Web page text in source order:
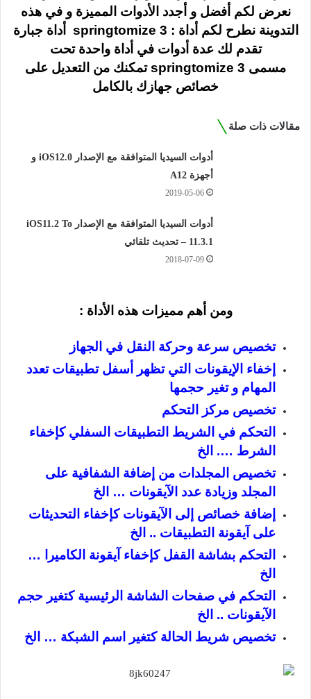
نعرض لكم أفضل و أجدد الأدوات المميزة و في هذه
التدوينة نطرح لكم أداة : springtomize 3
أداة جبارة
تقدم لك عدة أدوات في أداة واحدة تحت
مسمى springtomize 3تمكنك من التعديل على
خصائص جهازك بالكامل
مقالات ذات صلة
أدوات السيديا المتوافقة مع الإصدار iOS12.0 و
أجهزة A12
2019-05-06
أدوات السيديا المتوافقة مع الإصدار iOS11.2 To
11.3.1 – تحديث تلقائي
2018-07-09
ومن أهم مميزات هذه الأداة :
تخصيص سرعة وحركة النقل في الجهاز
إخفاء الإيقونات التي تظهر أسفل تطبيقات تعدد
المهام و تغير حجمها
تخصيص مركز التحكم
التحكم في الشريط التطبيقات السفلي كإخفاء
الشرط …. الخ
تخصيص المجلدات من إضافة الشفافية على
المجلد وزيادة عدد الآيقونات … الخ
إضافة خصائص إلى الآيقونات كإخفاء التحديثات
على آيقونة التطبيقات .. الخ
التحكم بشاشة القفل كإخفاء آيقونة الكاميرا …
الخ
التحكم في صفحات الشاشة الرئيسية كتغير حجم
الآيقونات .. الخ
تخصيص شريط الحالة كتغير اسم الشبكة … الخ